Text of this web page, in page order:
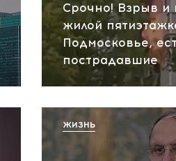
Срочно! Взрыв и
жилой
Подмосковье,
пострадавшие
ЖИЗНЬ